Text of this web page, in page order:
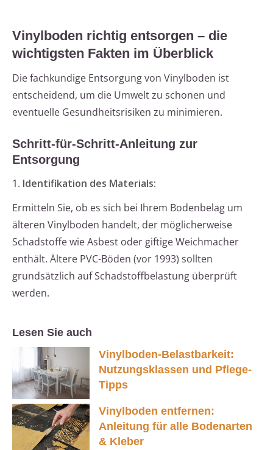
Vinylboden richtig entsorgen – die
wichtigsten Fakten im Überblick
Die fachkundige Entsorgung von Vinylboden ist
entscheidend, um die Umwelt zu schonen und
eventuelle Gesundheitsrisiken zu minimieren.
Schritt-für-Schritt-Anleitung zur
Entsorgung
1. Identifikation des Materials:
Ermitteln Sie, ob es sich bei Ihrem Bodenbelag um
älteren Vinylboden handelt, der möglicherweise
Schadstoffe wie Asbest oder giftige Weichmacher
enthält. Ältere PVC-Böden (vor 1993) sollten
grundsätzlich auf Schadstoffbelastung überprüft
werden.
Lesen Sie auch
Vinylboden-Belastbarkeit:
Nutzungsklassen und Pflege-
Tipps
Vinylboden entfernen:
Anleitung für alle Bodenarten
& Kleber